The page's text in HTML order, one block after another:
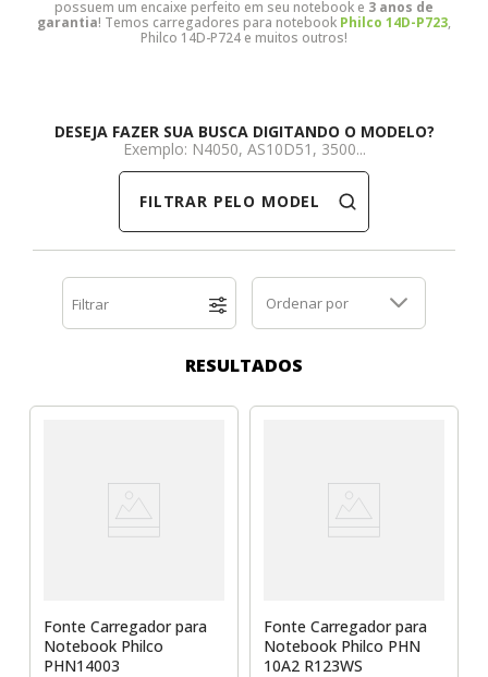
Dell
HP
Positivo
Samsung
Samsung
SSD M.2 SATA
Caddy para SSD
Cooler Interno
Limpa Telas
possuem um encaixe perfeito em seu notebook e 3 anos de
garantia! Temos carregadores para notebook Philco 14D-P723,
Philco 14D-P724 e muitos outros!
DESEJA FAZER SUA BUSCA DIGITANDO O MODELO?
Exemplo: N4050, AS10D51, 3500...
FILTRAR PELO MODELO
Filtrar Ordenar por
RESULTADOS
Fonte Carregador para
Notebook Philco
PHN14003
Fonte Carregador para
Notebook Philco PHN
10A2 R123WS